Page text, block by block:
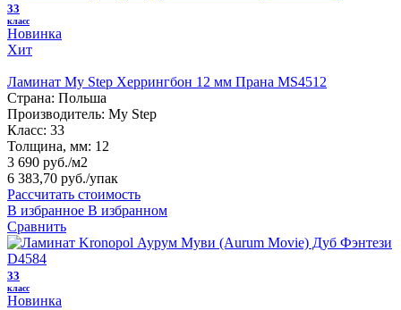
33
класс
Новинка
Хит
Ламинат My Step Херрингбон 12 мм Прана MS4512
Страна: Польша
Производитель: My Step
Класс: 33
Толщина, мм: 12
3 690 руб./м2
6 383,70 руб./упак
Рассчитать стоимость
В избранное В избранном
Сравнить
33
класс
Новинка